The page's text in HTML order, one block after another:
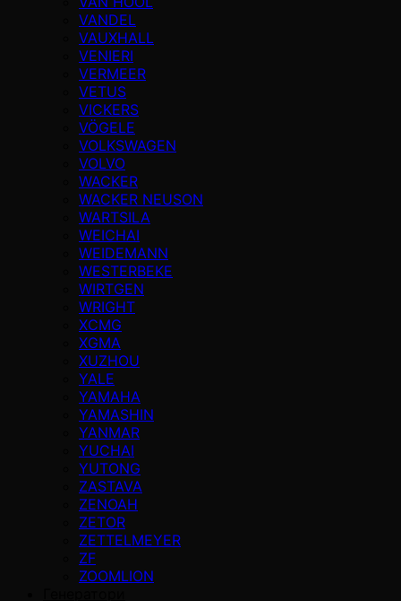
VANDEL
VAUXHALL
VENIERI
VERMEER
VETUS
VICKERS
VÖGELE
VOLKSWAGEN
VOLVO
WACKER
WACKER NEUSON
WARTSILA
WEICHAI
WEIDEMANN
WESTERBEKE
WIRTGEN
WRIGHT
XCMG
XGMA
XUZHOU
YALE
YAMAHA
YAMASHIN
YANMAR
YUCHAI
YUTONG
ZASTAVA
ZENOAH
ZETOR
ZETTELMEYER
ZF
ZOOMLION